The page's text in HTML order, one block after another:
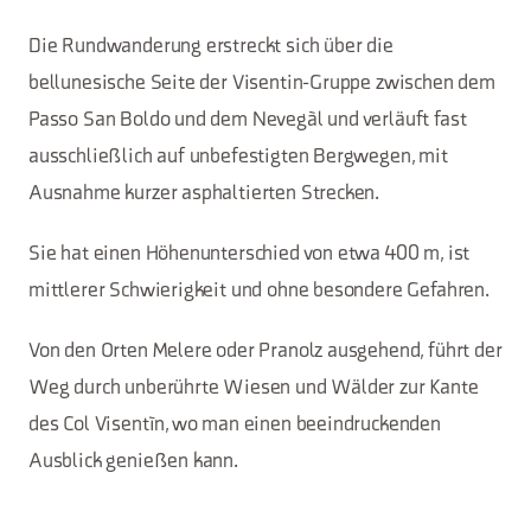
Die Rundwanderung erstreckt sich über die
bellunesische Seite der Visentin-Gruppe zwischen dem
Passo San Boldo und dem Nevegàl und verläuft fast
ausschließlich auf unbefestigten Bergwegen, mit
Ausnahme kurzer asphaltierten Strecken.
Sie hat einen Höhenunterschied von etwa 400 m, ist
mittlerer Schwierigkeit und ohne besondere Gefahren.
Von den Orten Melere oder Pranolz ausgehend, führt der
Weg durch unberührte Wiesen und Wälder zur Kante
des Col Visentìn, wo man einen beeindruckenden
Ausblick genießen kann.